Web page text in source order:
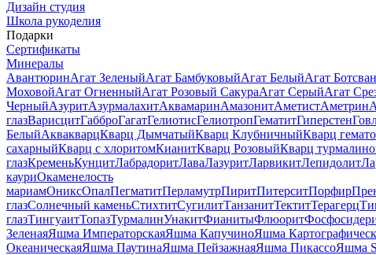
Дизайн студия
Школа рукоделия
Подарки
Сертификаты
Минералы
АвантюринАгат ЗеленыйАгат БамбуковыйАгат БелыйАгат
МоховойАгат ОгненныйАгат Розовый СакураАгат СерыйАгат
ЧерныйАзуритАзурмалахитАквамаринАмазонитАметистАметрин
глазВарисцитГабброГагатГелиотисГелиотропГематитГиперстен
БелыйАквакварцКварц ДымчатыйКварц КлубничныйКварц
сахарныйКварц с хлоритомКианитКварц РозовыйКварц
глазКременьКунцитЛабрадоритЛаваЛазуритЛарвикитЛепидолит
кауриОкаменелость
мариамОниксОпалПегматитПерламутрПиритПитерситПорфир
глазСолнечный каменьСтихтитСугилитТанзанитТектитТерагерц
глазТингуаитТопазТурмалинУнакитФианитыФлюорит
ЗеленаяЯшма ИмператорскаяЯшма КапучиноЯшма
ОкеаническаяЯшма ПаутинаЯшма ПейзажнаяЯшма ПикассоЯшма